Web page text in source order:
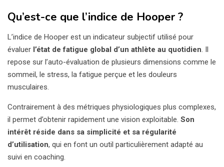
Qu’est-ce que l’indice de Hooper ?
L’indice de Hooper est un indicateur subjectif utilisé pour
évaluer l’état de fatigue global d’un athlète au quotidien. Il
repose sur l’auto-évaluation de plusieurs dimensions comme le
sommeil, le stress, la fatigue perçue et les douleurs
musculaires.
Contrairement à des métriques physiologiques plus complexes,
il permet d’obtenir rapidement une vision exploitable. Son
intérêt réside dans sa simplicité et sa régularité
d’utilisation, qui en font un outil particulièrement adapté au
suivi en coaching.